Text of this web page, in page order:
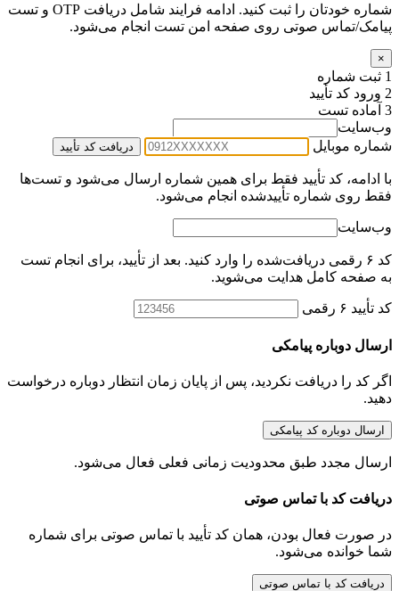
شماره خودتان را ثبت کنید. ادامه فرایند شامل دریافت OTP و تست
پیامک/تماس صوتی روی صفحه امن تست انجام می‌شود.
×
1 ثبت شماره
2 ورود کد تأیید
3 آماده تست
وب‌سایت
شماره موبایل
دریافت کد تأیید
با ادامه، کد تأیید فقط برای همین شماره ارسال می‌شود و تست‌ها
فقط روی شماره تأییدشده انجام می‌شود.
وب‌سایت
کد ۶ رقمی دریافت‌شده را وارد کنید. بعد از تأیید، برای انجام تست
به صفحه کامل هدایت می‌شوید.
کد تأیید ۶ رقمی
ارسال دوباره پیامکی
اگر کد را دریافت نکردید، پس از پایان زمان انتظار دوباره درخواست
دهید.
ارسال دوباره کد پیامکی
ارسال مجدد طبق محدودیت زمانی فعلی فعال می‌شود.
دریافت کد با تماس صوتی
در صورت فعال بودن، همان کد تأیید با تماس صوتی برای شماره
شما خوانده می‌شود.
دریافت کد با تماس صوتی